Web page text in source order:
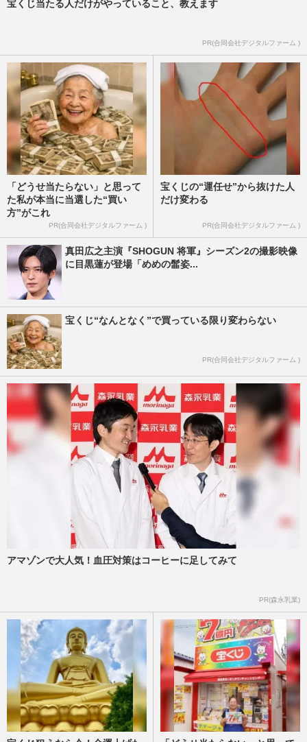
宝くじ当たる人だけがやっていること、教えます
PR(合同会社デジタルファーム )
「どうせ当たらない」と思って
た私が本当に当選した“買い
方”がこれ
PR(合同会社デジタルファーム )
宝くじの“運任せ”から抜けた人
だけ変わる
PR(合同会社デジタルファーム )
真田広之主演『SHOGUN 将軍』シーズン2の撮影映像
に目黒蓮が登場「めめの髷姿...
宝くじ“なんとなく”で買っている限り変わらない
PR(合同会社デジタルファーム )
アマゾンで大人気！血圧対策はコーヒーに足してみて
PR(森永乳業)